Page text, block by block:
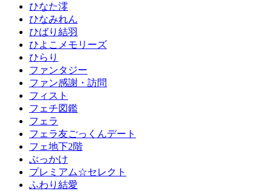
ひなた澪
ひなみれん
ひばり結羽
ひよこメモリーズ
ひらり
ファンタジー
ファン感謝・訪問
フィスト
フェチ図鑑
フェラ
フェラ友ごっくんデート
フェ地下2階
ぶっかけ
プレミアム☆セレクト
ふわり結愛